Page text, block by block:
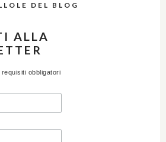
DEL BLOG
ALLA
requisiti obbligatori